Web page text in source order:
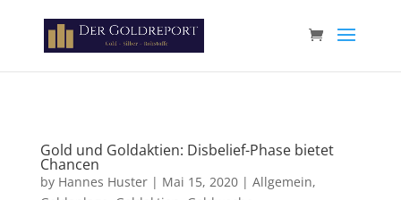
Gold und Goldaktien: Disbelief-Phase bietet
Chancen
by Hannes Huster| Mai 15, 2020| Allgemein,